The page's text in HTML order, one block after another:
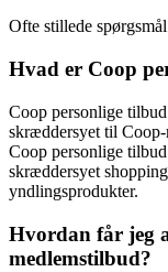
Ofte stillede spørgsmål
Hvad er Coop
Coop personlige
skræddersyet til
Coop personlige
skræddersyet
yndlingsprodukter.
Hvordan får jeg
medlemstilbud?